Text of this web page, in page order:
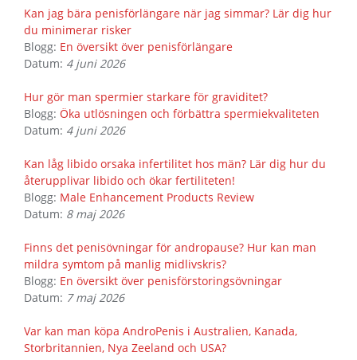
Kan jag bära penisförlängare när jag simmar? Lär dig hur
du minimerar risker
Blogg: En översikt över penisförlängare
Datum: 4 juni 2026
Hur gör man spermier starkare för graviditet?
Blogg: Öka utlösningen och förbättra spermiekvaliteten
Datum: 4 juni 2026
Kan låg libido orsaka infertilitet hos män? Lär dig hur du
återupplivar libido och ökar fertiliteten!
Blogg: Male Enhancement Products Review
Datum: 8 maj 2026
Finns det penisövningar för andropause? Hur kan man
mildra symtom på manlig midlivskris?
Blogg: En översikt över penisförstoringsövningar
Datum: 7 maj 2026
Var kan man köpa AndroPenis i Australien, Kanada,
Storbritannien, Nya Zeeland och USA?